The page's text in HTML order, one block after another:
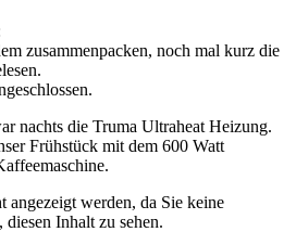
zusammenpacken, noch mal kurz die
nachts die Truma Ultraheat Heizung.
Frühstück mit dem 600 Watt
angezeigt werden, da Sie keine
Inhalt zu sehen.